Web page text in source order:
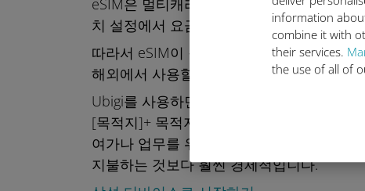
information
combine it with
their services.
the use of all of
eSIM은 멀티캐리어로, 한 번에 최대 5개의
치 설정에서 요금제 간에 전환하기만 하면
따라서 eSIM이 장착된 삼성 모델을 사용하
해외에서 사용할 수 있는 추가 셀룰러 데이
Ubigi를 사용하면 삼성 장치에 무료 eSIM
[목적지]+ 목적지에서 현지 모바일 네트워
여가나 업무를 위해 해외에서 인터넷 연결
지불하는 것보다 훨씬 경제적입니다.